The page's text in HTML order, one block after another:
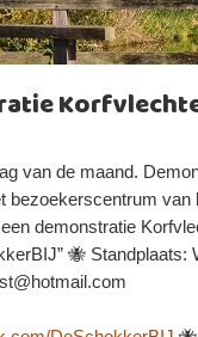
van de maand.
bezoekerscentrum
demonstratie
🐝